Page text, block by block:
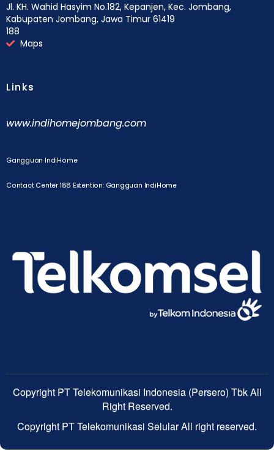
Jl. KH. Wahid Hasyim No.182, Kepanjen, Kec. Jombang,
Kabupaten Jombang, Jawa Timur 61419
188
Maps
Links
www.indihomejombang.com
Gangguan IndiHome
Contact Center 188 Extention: Gangguan IndiHome
Copyright PT Telekomunikasi Indonesia (Persero) Tbk All
Right Reserved.
Copyright PT Telekomunikasi Selular All right reserved.